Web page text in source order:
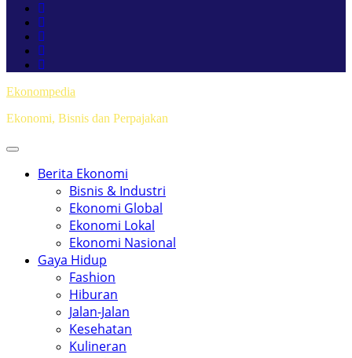
Ekonompedia
Ekonomi, Bisnis dan Perpajakan
Berita Ekonomi
Bisnis & Industri
Ekonomi Global
Ekonomi Lokal
Ekonomi Nasional
Gaya Hidup
Fashion
Hiburan
Jalan-Jalan
Kesehatan
Kulineran